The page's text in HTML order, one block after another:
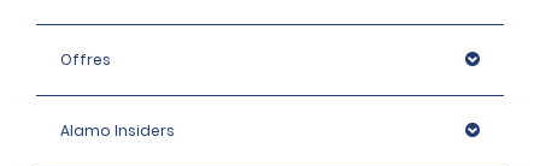
Offres
Alamo Insiders